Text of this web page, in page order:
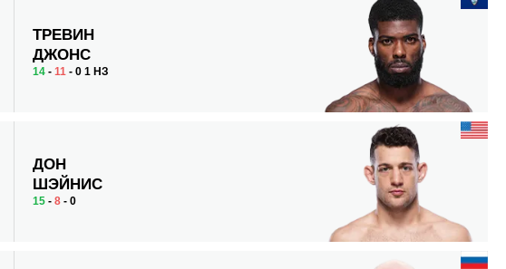
ТРЕВИН
ДЖОНС
14 -11 - 0 1 НЗ
ДОН
ШЭЙНИС
15 -8 - 0